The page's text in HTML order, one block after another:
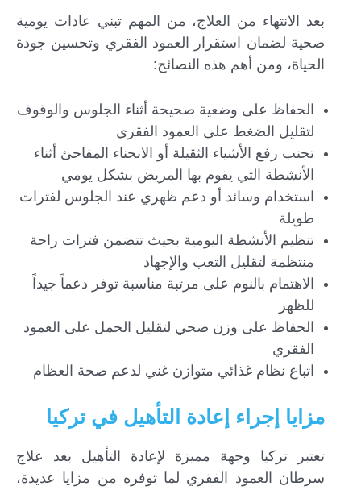
بعد الانتهاء من العلاج، من المهم تبني عادات يومية
صحية لضمان استقرار العمود الفقري وتحسين جودة
الحياة، ومن أهم هذه النصائح:
الحفاظ على وضعية صحيحة أثناء الجلوس والوقوف
لتقليل الضغط على العمود الفقري
تجنب رفع الأشياء الثقيلة أو الانحناء المفاجئ أثناء
الأنشطة التي يقوم بها المريض بشكل يومي
استخدام وسائد أو دعم ظهري عند الجلوس لفترات
طويلة
تنظيم الأنشطة اليومية بحيث تتضمن فترات راحة
منتظمة لتقليل التعب والإجهاد
الاهتمام بالنوم على مرتبة مناسبة توفر دعماً جيداً
للظهر
الحفاظ على وزن صحي لتقليل الحمل على العمود
الفقري
اتباع نظام غذائي متوازن غني لدعم صحة العظام
مزايا إجراء إعادة التأهيل في تركيا
تعتبر تركيا وجهة مميزة لإعادة التأهيل بعد علاج
سرطان العمود الفقري لما توفره من مزايا عديدة،